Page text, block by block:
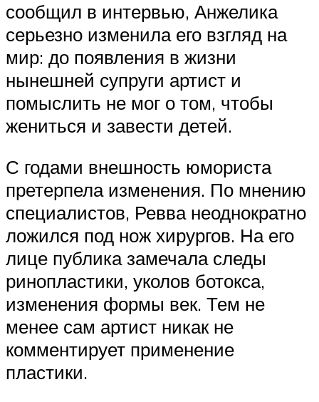
сообщил в интервью, Анжелика
серьезно изменила его взгляд на
мир: до появления в жизни
нынешней супруги артист и
помыслить не мог о том, чтобы
жениться и завести детей.
С годами внешность юмориста
претерпела изменения. По мнению
специалистов, Ревва неоднократно
ложился под нож хирургов. На его
лице публика замечала следы
ринопластики, уколов ботокса,
изменения формы век. Тем не
менее сам артист никак не
комментирует применение
пластики.